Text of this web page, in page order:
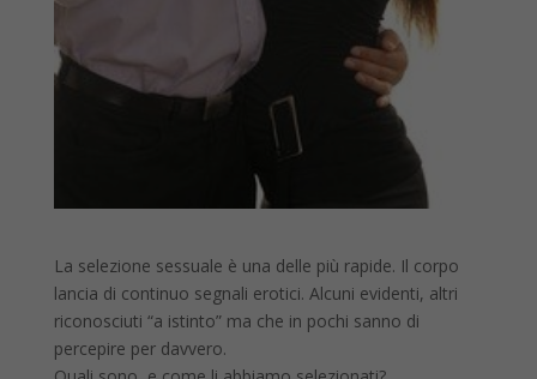
La selezione sessuale è una delle più rapide. Il corpo
lancia di continuo segnali erotici. Alcuni evidenti, altri
riconosciuti “a istinto” ma che in pochi sanno di
percepire per davvero.